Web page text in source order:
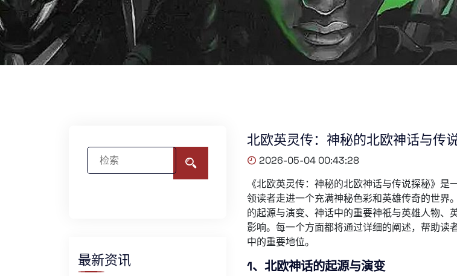
最新资讯
北欧英灵传：神秘的北欧神话与传
2026-05-04 00:43:28
《北欧英灵传：神秘的北欧神话与传说探秘》
领读者走进一个充满神秘色彩和英雄传奇的世界
的起源与演变、神话中的重要神祇与英雄人物、
影响。每一个方面都将通过详细的阐述，帮助
中的重要地位。
1、北欧神话的起源与演变